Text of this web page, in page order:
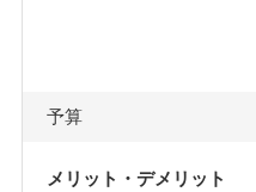
予算
メリット・デメリット